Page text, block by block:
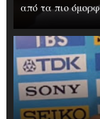
από τα πιο